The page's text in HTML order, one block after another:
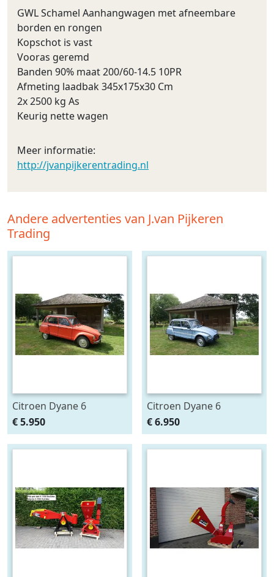
GWL Schamel Aanhangwagen met afneembare
borden en rongen
Kopschot is vast
Vooras geremd
Banden 90% maat 200/60-14.5 10PR
Afmeting laadbak 345x175x30 Cm
2x 2500 kg As
Keurig nette wagen
Meer informatie:
http://jvanpijkerentrading.nl
Andere advertenties van J.van Pijkeren
Trading
Citroen Dyane 6
€ 5.950
Citroen Dyane 6
edelweiss Nr 665
€ 6.950